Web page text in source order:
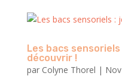
Les bacs
découvrir !
par Colyne Thorel |